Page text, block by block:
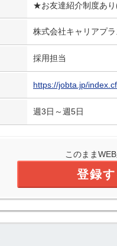
★お友達紹介制度あ
株式会社キャリアプ
採用担当
https://jobta.jp/
週3日～週5日
このままWEB
登録す